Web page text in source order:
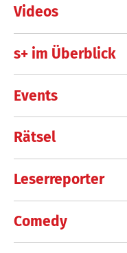
Videos
s+ im Überblick
Events
Rätsel
Leserreporter
Comedy